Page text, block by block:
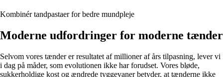
Kombinér tandpastaer for bedre mundpleje
Moderne udfordringer for moderne tænder
Selvom vores tænder er resultatet af millioner af års tilpasning, lever vi
i dag på måder, som evolutionen ikke har forudset. Vores bløde,
sukkerholdige kost og ændrede tyggevaner betyder, at tænderne ikke